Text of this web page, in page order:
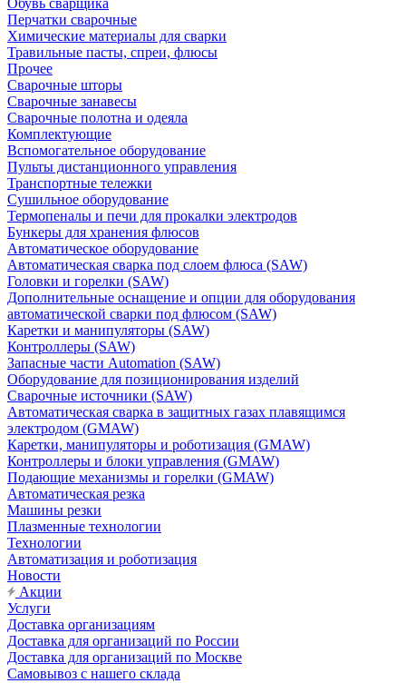
Обувь сварщика
Перчатки сварочные
Химические материалы для сварки
Травильные пасты, спреи, флюсы
Прочее
Сварочные шторы
Сварочные занавесы
Сварочные полотна и одеяла
Комплектующие
Вспомогательное оборудование
Пульты дистанционного управления
Транспортные тележки
Сушильное оборудование
Термопеналы и печи для прокалки электродов
Бункеры для хранения флюсов
Автоматическое оборудование
Автоматическая сварка под слоем флюса (SAW)
Головки и горелки (SAW)
Дополнительные оснащение и опции для оборудования
автоматической сварки под флюсом (SAW)
Каретки и манипуляторы (SAW)
Контроллеры (SAW)
Запасные части Automation (SAW)
Оборудование для позиционирования изделий
Сварочные источники (SAW)
Автоматическая сварка в защитных газах плавящимся
электродом (GMAW)
Каретки, манипуляторы и роботизация (GMAW)
Контроллеры и блоки управления (GMAW)
Подающие механизмы и горелки (GMAW)
Автоматическая резка
Машины резки
Плазменные технологии
Технологии
Автоматизация и роботизация
Новости
Акции
Услуги
Доставка организациям
Доставка для организаций по России
Доставка для организаций по Москве
Самовывоз с нашего склада